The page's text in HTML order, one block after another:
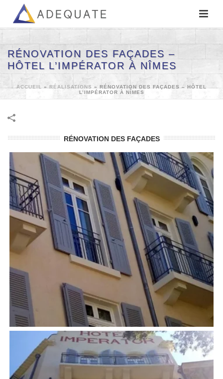
RÉNOVATION DES FAÇADES –
HÔTEL L’IMPÉRATOR À NÎMES
ACCUEIL » RÉALISATIONS » RÉNOVATION DES FAÇADES – HÔTEL
L’IMPÉRATOR À NÎMES
RÉNOVATION DES FAÇADES